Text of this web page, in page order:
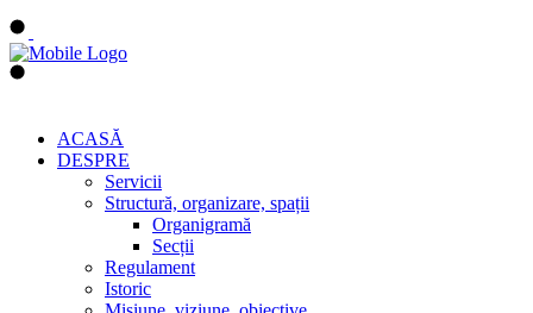
ACASĂ
DESPRE
Servicii
Structură, organizare, spații
Organigramă
Secții
Regulament
Istoric